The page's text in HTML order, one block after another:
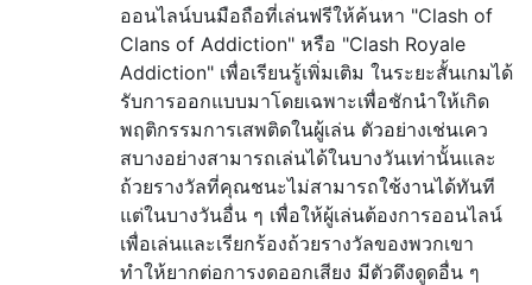
ออนไลน์บนมือถือที่เล่นฟรีให้ค้นหา "Clash of
Clans of Addiction" หรือ "Clash Royale
Addiction" เพื่อเรียนรู้เพิ่มเติม ในระยะสั้นเกมได้
รับการออกแบบมาโดยเฉพาะเพื่อชักนำให้เกิด
พฤติกรรมการเสพติดในผู้เล่น ตัวอย่างเช่นเคว
สบางอย่างสามารถเล่นได้ในบางวันเท่านั้นและ
ถ้วยรางวัลที่คุณชนะไม่สามารถใช้งานได้ทันที
แต่ในบางวันอื่น ๆ เพื่อให้ผู้เล่นต้องการออนไลน์
เพื่อเล่นและเรียกร้องถ้วยรางวัลของพวกเขา
ทำให้ยากต่อการงดออกเสียง มีตัวดึงดูดอื่น ๆ